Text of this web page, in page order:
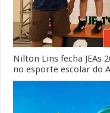
Nilton Lins fecha JEAs
no esporte escolar do